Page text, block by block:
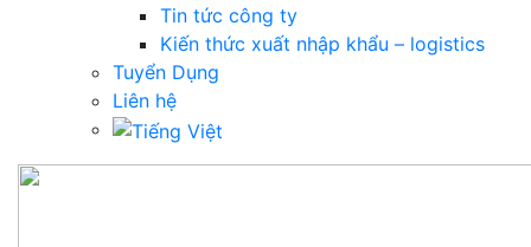
Tin tức công ty
Kiến thức xuất nhập khẩu – logistics
Tuyển Dụng
Liên hệ